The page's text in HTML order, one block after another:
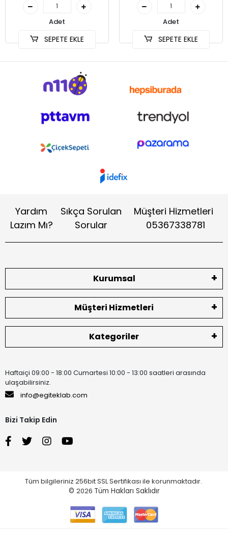
Adet
SEPETE EKLE
Adet
SEPETE EKLE
Yardım
Lazım Mı?
Sıkça Sorulan
Sorular
Müşteri Hizmetleri
05367338781
Kurumsal
Müşteri Hizmetleri
Kategoriler
Haftaiçi 09:00 - 18:00 Cumartesi 10:00 - 13:00 saatleri arasında
ulaşabilirsiniz.
info@egiteklab.com
Bizi Takip Edin
Tüm bilgileriniz 256bit SSL Sertifikası ile korunmaktadır.
© 2026 Tüm Hakları Saklıdır